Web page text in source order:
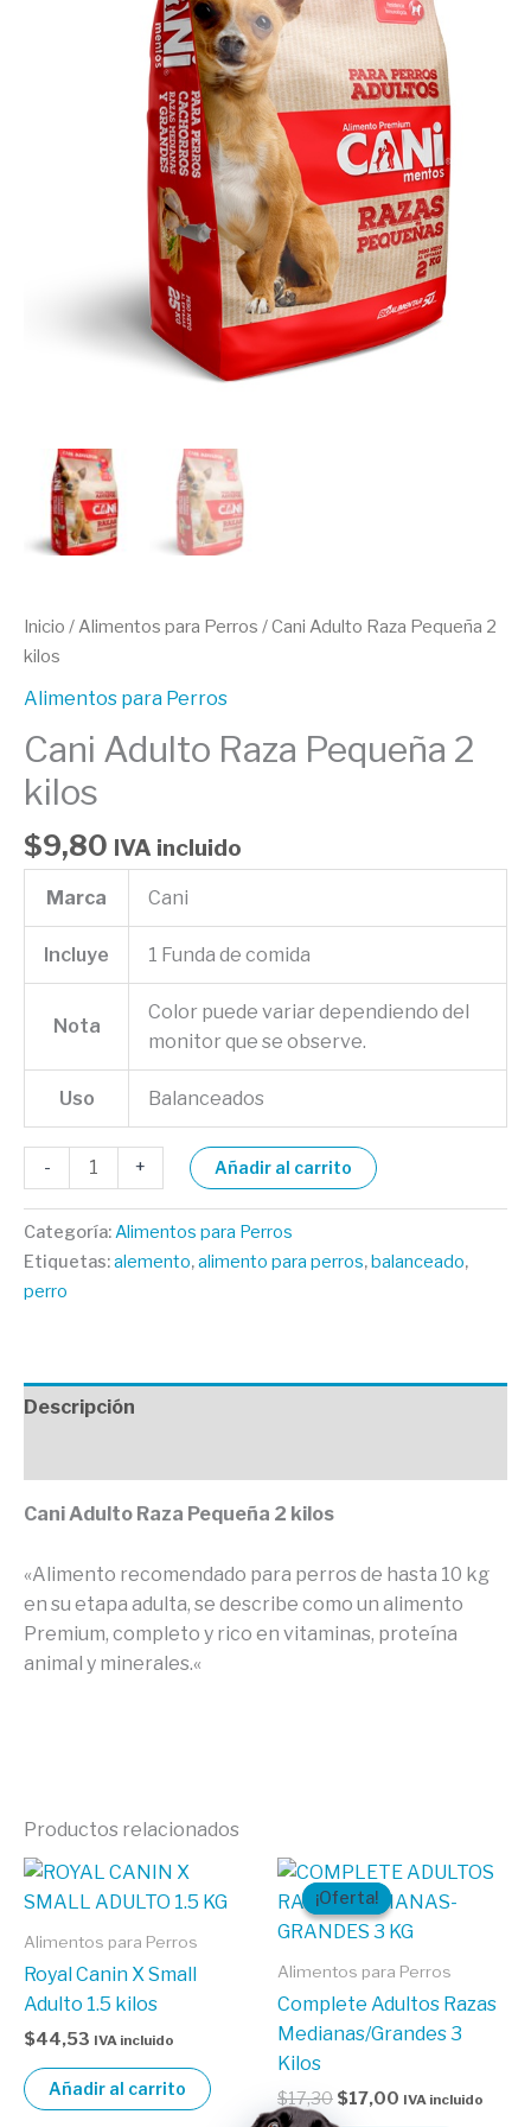
Inicio /Alimentos para Perros / Cani Adulto Raza Pequeña 2
kilos
Alimentos para Perros
Cani Adulto Raza Pequeña 2
kilos
$9,80 IVA incluido
Marca Cani
Incluye 1 Funda de comida
Nota
Color puede variar dependiendo del
monitor que se observe.
Uso Balanceados
- + Añadir al carrito
Categoría:Alimentos para Perros
Etiquetas:alemento,alimento para perros, balanceado,
perro
Descripción
Cani Adulto Raza Pequeña 2 kilos
«Alimento recomendado para perros de hasta 10 kg
en su etapa adulta, se describe como un alimento
Premium, completo y rico en vitaminas, proteína
animal y minerales.«
Productos relacionados
Alimentos para Perros
Royal Canin X Small
Adulto 1.5 kilos
$44,53 IVA incluido
Añadir al carrito
¡Oferta!
¡Oferta!
Alimentos para Perros
Complete Adultos Razas
Medianas/Grandes 3
Kilos
$17,30
El
precio
original
era:
$17,00
El
actual
es:
IVA incluido